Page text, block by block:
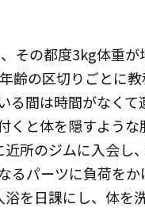
その都度3kg体重
齢の区切りごとに
る間は時間がなく
くと体を隠すよう
所のジムに入会し
るパーツに負荷を
を日課にし、体を